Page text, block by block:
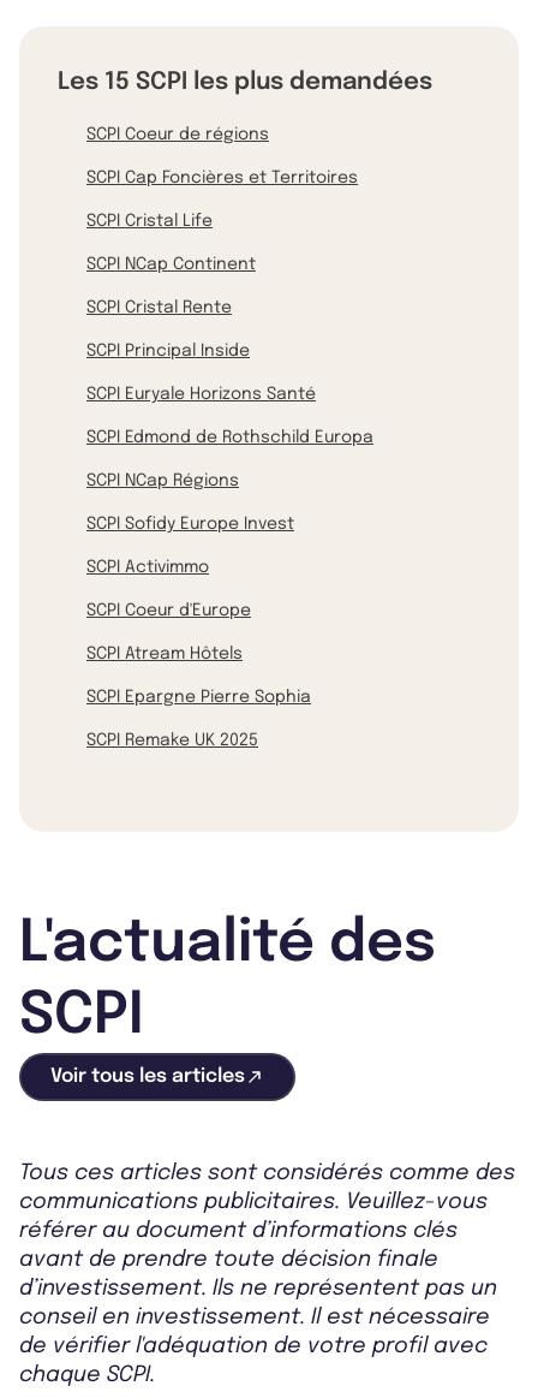
Les 15 SCPI les plus demandées
SCPI Coeur de régions
SCPI Cap Foncières et Territoires
SCPI Cristal Life
SCPI NCap Continent
SCPI Cristal Rente
SCPI Principal Inside
SCPI Euryale Horizons Santé
SCPI Edmond de Rothschild Europa
SCPI NCap Régions
SCPI Sofidy Europe Invest
SCPI Activimmo
SCPI Coeur d'Europe
SCPI Atream Hôtels
SCPI Epargne Pierre Sophia
SCPI Remake UK 2025
L'actualité des
SCPI
Voir tous les articles
Tous ces articles sont considérés comme des
communications publicitaires. Veuillez-vous
référer au document d’informations clés
avant de prendre toute décision finale
d’investissement. Ils ne représentent pas un
conseil en investissement. Il est nécessaire
de vérifier l'adéquation de votre profil avec
chaque SCPI.